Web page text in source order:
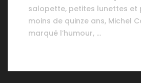
salopette, petites lunettes et
moins de quinze ans, Michel
marqué l’humour, …